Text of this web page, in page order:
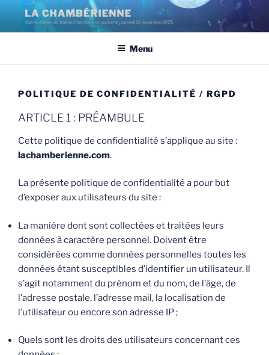
Aller
contenu
Menu
POLITIQUE DE CONFIDENTIALITÉ / RGPD
ARTICLE 1 : PRÉAMBULE
Cette politique de confidentialité s’applique au site :
lachamberienne.com.
La présente politique de confidentialité a pour but
d’exposer aux utilisateurs du site :
La manière dont sont collectées et traitées leurs
données à caractère personnel. Doivent être
considérées comme données personnelles toutes les
données étant susceptibles d’identifier un utilisateur. Il
s’agit notamment du prénom et du nom, de l’âge, de
l’adresse postale, l’adresse mail, la localisation de
l’utilisateur ou encore son adresse IP ;
Quels sont les droits des utilisateurs concernant ces